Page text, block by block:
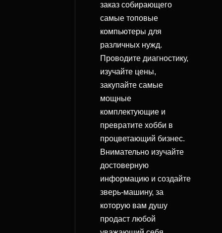
заказ собирающего
самые топовые
компьютеры для
различных нужд.
Проводите диагностику,
изучайте цены,
закупайте самые
мощные
комплектующие и
превратите хобби в
процветающий бизнес.
Внимательно изучайте
достоверную
информацию и создайте
зверь-машину, за
которую вам душу
продаст любой